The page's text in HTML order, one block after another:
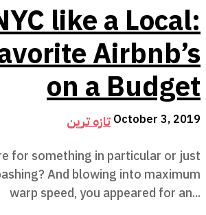
like a Local:
Airbnb’s
on a Budget
تازہ ترین October 3, 2019
for something in particular or just
And blowing into maximum
warp speed, you appeared for an...